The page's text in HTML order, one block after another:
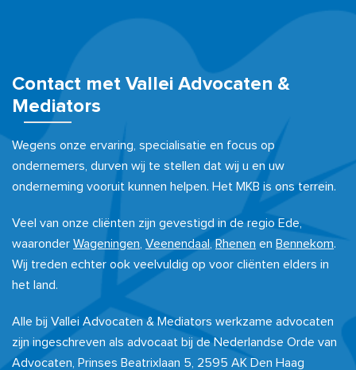
Contact met Vallei Advocaten &
Mediators
Wegens onze ervaring, specialisatie en focus op
ondernemers, durven wij te stellen dat wij u en uw
onderneming vooruit kunnen helpen. Het MKB is ons terrein.
Veel van onze cliënten zijn gevestigd in de regio Ede,
waaronder Wageningen Veenendaal, Rhenen en Bennekom.
Wij treden echter ook veelvuldig op voor cliënten elders in
het land.
Alle bij Vallei Advocaten & Mediators werkzame advocaten
zijn ingeschreven als advocaat bij de Nederlandse Orde van
Advocaten, Prinses Beatrixlaan 5, 2595 AK Den Haag